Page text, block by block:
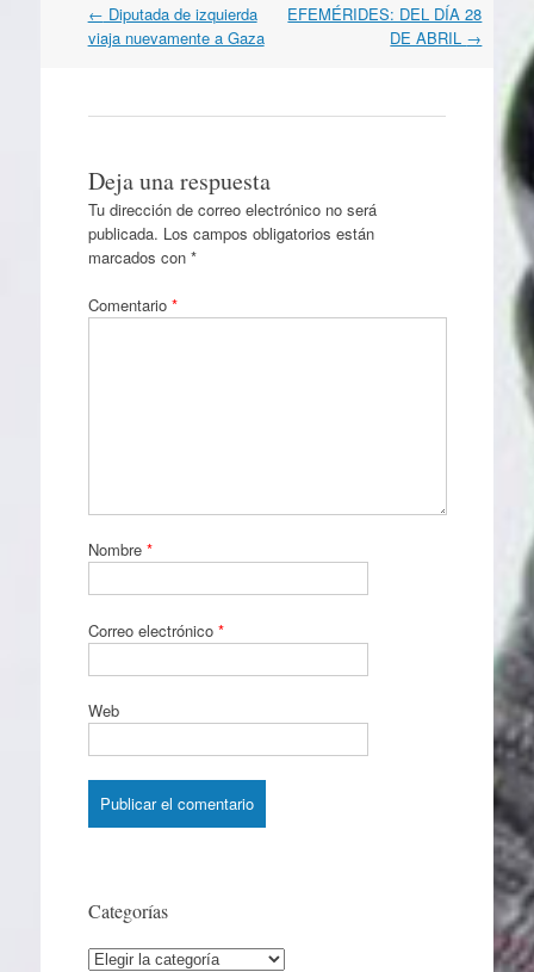
Navegación
por
← Diputada de izquierda
viaja nuevamente a Gaza
EFEMÉRIDES: DEL DÍA 28
DE ABRIL →
Deja una respuesta
Tu dirección de correo electrónico no será
publicada. Los campos obligatorios están
marcados con *
Comentario *
Nombre *
Correo electrónico *
Web
Categorías
Categorías